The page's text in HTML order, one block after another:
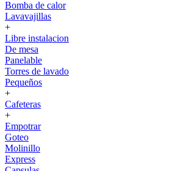
Bomba de calor
Lavavajillas
+
Libre instalacion
De mesa
Panelable
Torres de lavado
Pequeños
+
Cafeteras
+
Empotrar
Goteo
Molinillo
Express